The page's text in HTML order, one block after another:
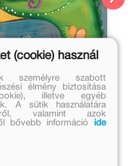
Csenge Virág Dr.
ár:
(cookie) használ
személyre szabott
élmény biztosítása
illetve egyéb
A sütik használatára
valamint azok
bővebb információ
ide